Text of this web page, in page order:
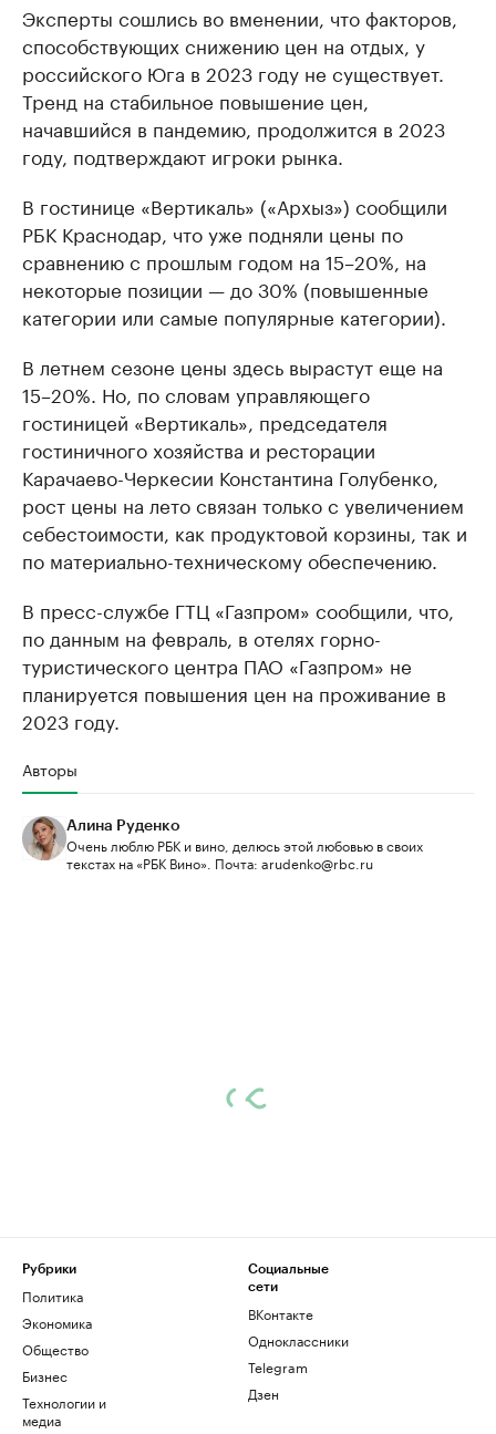
Эксперты сошлись во вменении, что факторов,
способствующих снижению цен на отдых, у
российского Юга в 2023 году не существует.
Тренд на стабильное повышение цен,
начавшийся в пандемию, продолжится в 2023
году, подтверждают игроки рынка.
В гостинице «Вертикаль» («Архыз») сообщили
РБК Краснодар, что уже подняли цены по
сравнению с прошлым годом на 15–20%, на
некоторые позиции — до 30% (повышенные
категории или самые популярные категории).
В летнем сезоне цены здесь вырастут еще на
15–20%. Но, по словам управляющего
гостиницей «Вертикаль», председателя
гостиничного хозяйства и ресторации
Карачаево-Черкесии Константина Голубенко,
рост цены на лето связан только с увеличением
себестоимости, как продуктовой корзины, так и
по материально-техническому обеспечению.
В пресс-службе ГТЦ «Газпром» сообщили, что,
по данным на февраль, в отелях горно-
туристического центра ПАО «Газпром» не
планируется повышения цен на проживание в
2023 году.
Авторы
Алина Руденко
Очень люблю РБК и вино, делюсь этой любовью в своих
текстах на «РБК Вино». Почта: arudenko@rbc.ru
Рубрики
Политика
Экономика
Общество
Бизнес
Технологии и
медиа
Социальные
сети
ВКонтакте
Одноклассники
Telegram
Дзен